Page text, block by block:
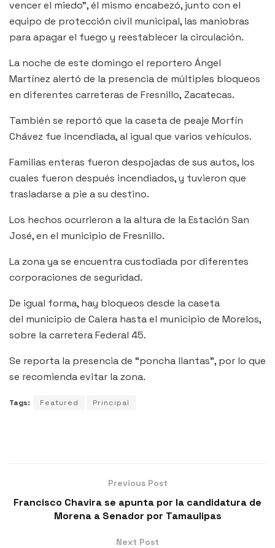
vencer el miedo”, él mismo encabezó, junto con el
equipo de protección civil municipal, las maniobras
para apagar el fuego y reestablecer la circulación.
La noche de este domingo el reportero Ángel
Martínez alertó de la presencia de múltiples bloqueos
en diferentes carreteras de Fresnillo, Zacatecas.
También se reportó que la caseta de peaje Morfín
Chávez fue incendiada, al igual que varios vehículos.
Familias enteras fueron despojadas de sus autos, los
cuales fueron después incendiados, y tuvieron que
trasladarse a pie a su destino.
Los hechos ocurrieron a la altura de la Estación San
José, en el municipio de Fresnillo.
La zona ya se encuentra custodiada por diferentes
corporaciones de seguridad.
De igual forma, hay bloqueos desde la caseta
del municipio de Calera hasta el municipio de Morelos,
sobre la carretera Federal 45.
Se reporta la presencia de “poncha llantas”, por lo que
se recomienda evitar la zona.
Tags: Featured Principal
Previous Post
Francisco Chavira se apunta por la candidatura de
Morena a Senador por Tamaulipas
Next Post